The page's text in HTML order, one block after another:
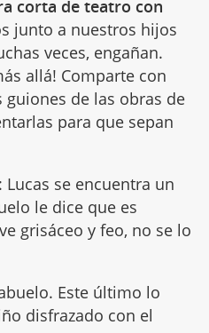
corta de teatro con
junto a nuestros hijos
veces, engañan.
allá! Comparte con
de las obras de
para que sepan
: Lucas se encuentra un
le dice que es
grisáceo y feo, no se lo
Este último lo
disfrazado con el